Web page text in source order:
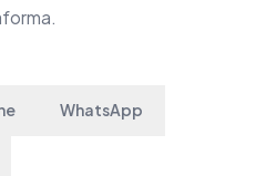
WhatsApp